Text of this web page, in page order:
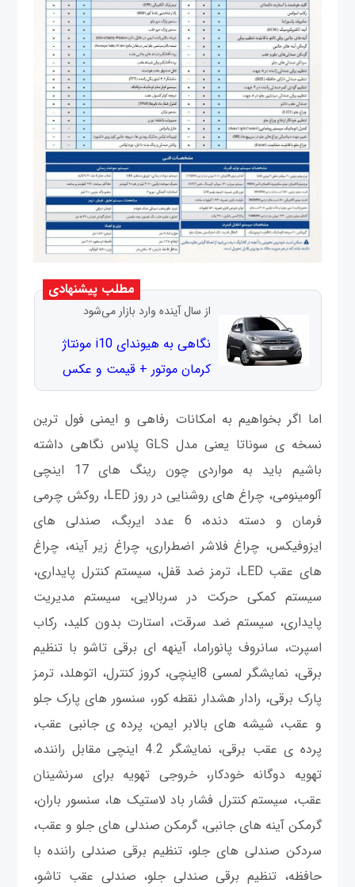
مطلب پیشنهادی
از سال آینده وارد بازار می‌شود
نگاهی به هیوندای i10 مونتاژ
کرمان موتور + قیمت و عکس
اما اگر بخواهیم به امکانات رفاهی و ایمنی فول ترین
نسخه ی سوناتا یعنی مدل GLS پلاس نگاهی داشته
باشیم باید به مواردی چون رینگ های 17 اینچی
آلومینومی، چراغ های روشنایی در روز LED، روکش چرمی
فرمان و دسته دنده، 6 عدد ایربگ، صندلی های
ایزوفیکس، چراغ فلاشر اضطراری، چراغ زیر آینه، چراغ
های عقب LED، ترمز ضد قفل، سیستم کنترل پایداری،
سیستم کمکی حرکت در سربالایی، سیستم مدیریت
پایداری، سیستم ضد سرقت، استارت بدون کلید، رکاب
اسپرت، سانروف پانوراما، آینهه ای برقی تاشو با تنظیم
برقی، نمایشگر لمسی 8اینچی، کروز کنترل، اتوهلد، ترمز
پارک برقی، رادار هشدار نقطه کور، سنسور های پارک جلو
و عقب، شیشه های بالابر ایمن، پرده ی جانبی عقب،
پرده ی عقب برقی، نمایشگر 4.2 اینچی مقابل راننده،
تهویه دوگانه خودکار، خروجی تهویه برای سرنشینان
عقب، سیستم کنترل فشار باد لاستیک ها، سنسور باران،
گرمکن آینه های جانبی، گرمکن صندلی های جلو و عقب،
سردکن صندلی های جلو، تنظیم برقی صندلی راننده با
حافظه، تنظیم برقی صندلی جلو، صندلی عقب تاشو،